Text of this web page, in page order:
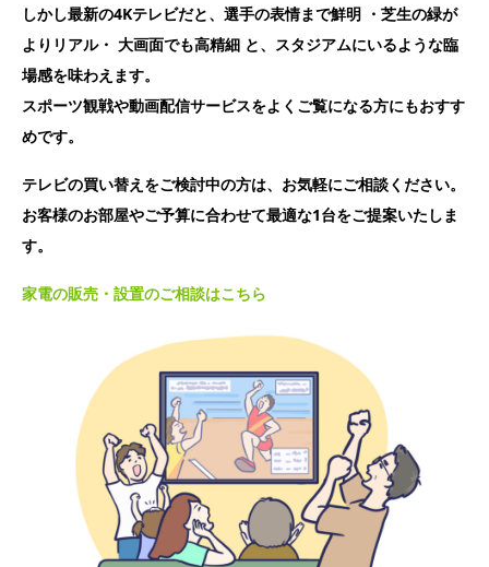
しかし最新の4Kテレビだと、選手の表情まで鮮明 ・芝生の緑が
よりリアル・ 大画面でも高精細 と、スタジアムにいるような臨
場感を味わえます。
スポーツ観戦や動画配信サービスをよくご覧になる方にもおすす
めです。
テレビの買い替えをご検討中の方は、お気軽にご相談ください。
お客様のお部屋やご予算に合わせて最適な1台をご提案いたしま
す。
家電の販売・設置のご相談はこちら